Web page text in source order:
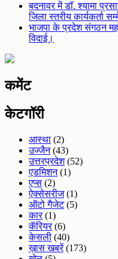
बदनावर में डॉ. श्यामा
जिला स्तरीय कार्यकर्ता
भाजपा के प्रदेश संगठन
विदाई।
कमेंट
केटगॉरी
आस्था (2)
उज्जैन(43)
उत्तरप्रदेश(52)
एडमिशन(1)
एप्स (2)
ऐक्सेसरीज(1)
ऑटो गैजेट(5)
कार(1)
कॅरियर(6)
केसली (40)
ख़ास खबरें(173)